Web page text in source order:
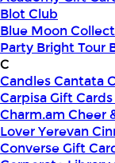
Blot Club
Blue Moon
Party Bright Tour
C
CandlesCantata
Carpisa Gift Cards
Charm.am Cheer
Lover Yerevan
Converse Gift